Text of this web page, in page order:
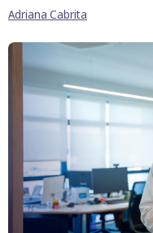
Adriana Cabrita